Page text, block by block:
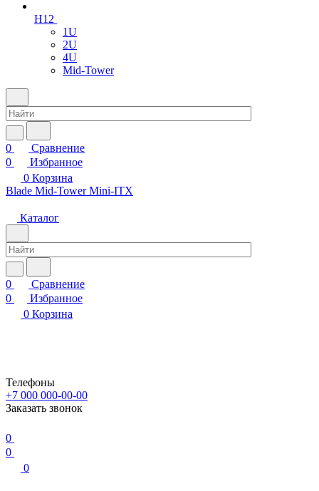
H12
1U
2U
4U
Mid-Tower
0
Сравнение
0
Избранное
0 Корзина
Blade Mid-Tower Mini-ITX
Каталог
0
Сравнение
0
Избранное
0 Корзина
Телефоны
+7 000 000-00-00
Заказать звонок
0
0
0